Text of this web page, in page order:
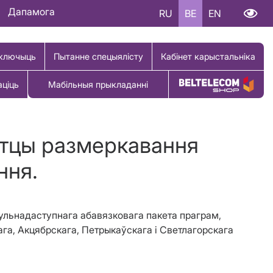
Дапамога RU BE EN
Пытанне спецыялісту Кабінет карыстальніка
Мабільныя прыкладанні Купіць тавар
размеркавання
абавязковага пакета праграм,
Акцябрскага, Петрыкаўскага і Светлагорскага